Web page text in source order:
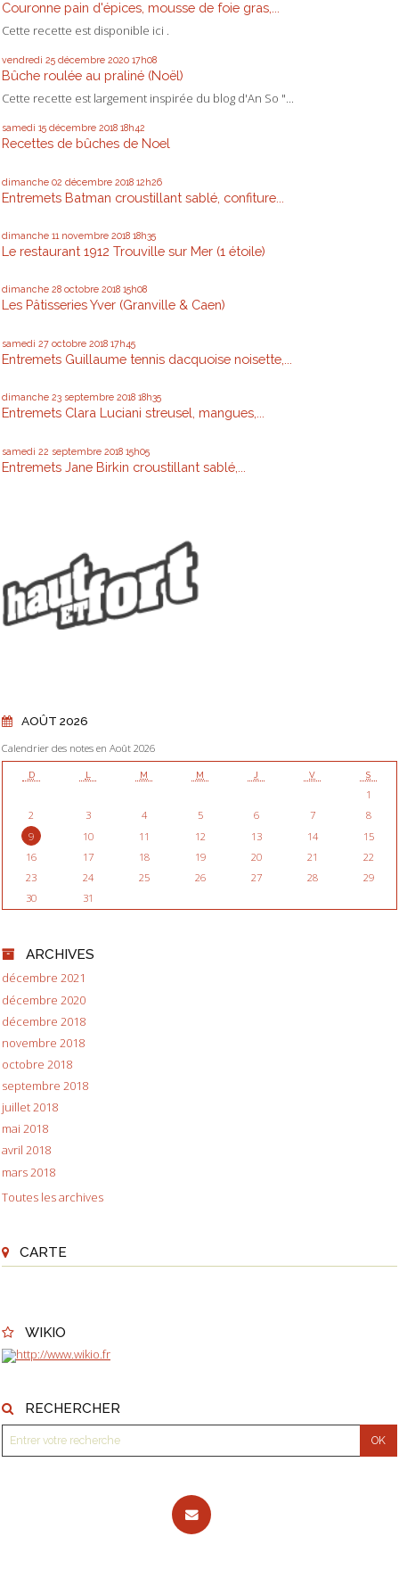
Couronne pain d'épices, mousse de foie gras,...
Cette recette est disponible ici .
vendredi 25 décembre 2020 17h08
Bûche roulée au praliné (Noël)
Cette recette est largement inspirée du blog d'An So "...
samedi 15 décembre 2018 18h42
Recettes de bûches de Noel
dimanche 02 décembre 2018 12h26
Entremets Batman croustillant sablé, confiture...
dimanche 11 novembre 2018 18h35
Le restaurant 1912 Trouville sur Mer (1 étoile)
dimanche 28 octobre 2018 15h08
Les Pâtisseries Yver (Granville & Caen)
samedi 27 octobre 2018 17h45
Entremets Guillaume tennis dacquoise noisette,...
dimanche 23 septembre 2018 18h35
Entremets Clara Luciani streusel, mangues,...
samedi 22 septembre 2018 15h05
Entremets Jane Birkin croustillant sablé,...
AOÛT 2026
Calendrier des notes en Août 2026
D L M M J V S
1
2
3 4 5 6 7
8
9
10 11 12 13 14
15
16
17 18 19 20 21
22
23
24 25 26 27 28
29
30
31
ARCHIVES
décembre 2021
décembre 2020
décembre 2018
novembre 2018
octobre 2018
septembre 2018
juillet 2018
mai 2018
avril 2018
mars 2018
Toutes les archives
CARTE
WIKIO
RECHERCHER